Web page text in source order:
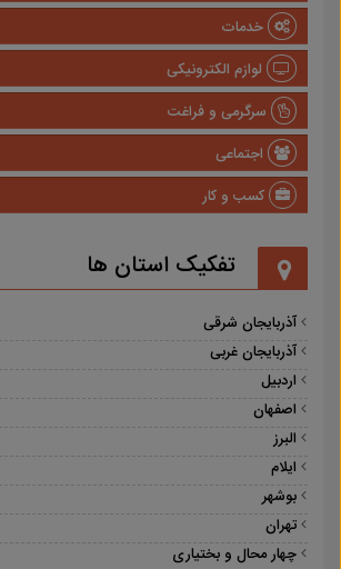
خدمات
لوازم الکترونیکی
سرگرمی و فراغت
اجتماعی
کسب و کار
تفکیک استان ها
آذربایجان شرقی
آذربایجان غربی
اردبیل
اصفهان
البرز
ایلام
بوشهر
تهران
چهار محال و بختیاری